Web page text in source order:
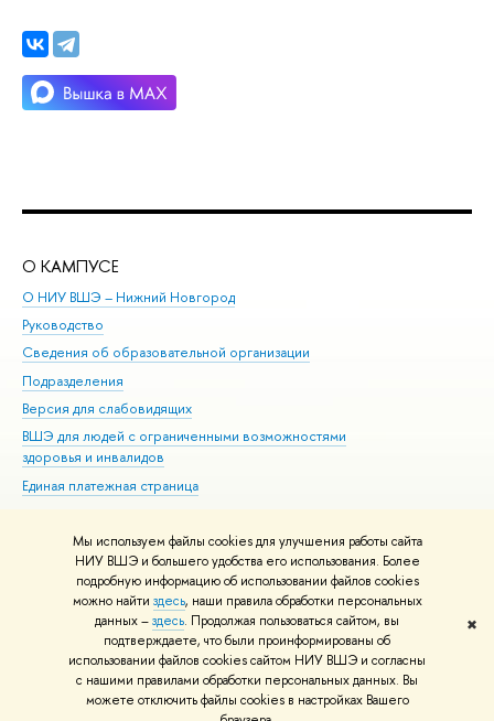
Мы используем файлы cookies для улучшения работы сайта
НИУ ВШЭ и большего удобства его использования. Более
подробную информацию об использовании файлов cookies
можно найти здесь, наши правила обработки персональных
данных –здесь. Продолжая пользоваться сайтом, вы
подтверждаете, что были проинформированы об
использовании файлов cookies сайтом НИУ ВШЭ и согласны
с нашими правилами обработки персональных данных. Вы
можете отключить файлы cookies в настройках Вашего
✖
О КАМПУСЕ
О НИУ ВШЭ – Нижний Новгород
Руководство
Сведения об образовательной организации
Подразделения
Версия для слабовидящих
ВШЭ для людей с ограниченными возможностями
здоровья и инвалидов
Единая платежная страница
© НИУ ВШЭ 1993–2026 Адреса и контакты Условия использования
материалов Политика конфиденциальности Карта сайта
Шрифты HSE Sans и HSE Slab разработаны вШколе дизайна НИУ ВШЭ